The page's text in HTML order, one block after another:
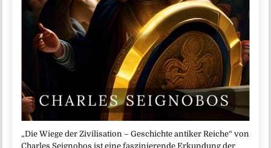
„Die Wiege der Zivilisation – Geschichte antiker Reiche“ von
Charles Seignobos ist eine faszinierende Erkundung der